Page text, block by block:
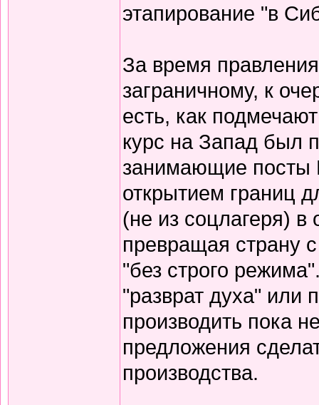
этапирование "в
За время
заграничному, к
есть, как
курс на Запад был
занимающие посты
открытием границ
(не из соцлагеря)
превращая страну
"без строго
"разврат духа" или
производить пока
предложения
производства.